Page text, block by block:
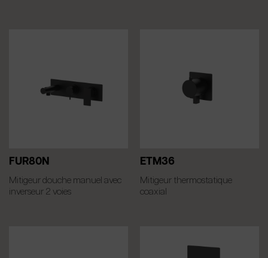
FUR80N
Mitigeur douche manuel avec
inverseur 2 voies
ETM36
Mitigeur thermostatique
coaxial